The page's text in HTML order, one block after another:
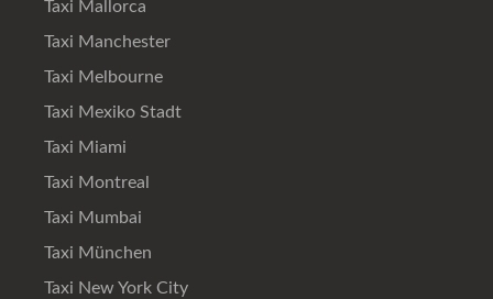
Taxi Mallorca
Taxi Manchester
Taxi Melbourne
Taxi Mexiko Stadt
Taxi Miami
Taxi Montreal
Taxi Mumbai
Taxi München
Taxi New York City